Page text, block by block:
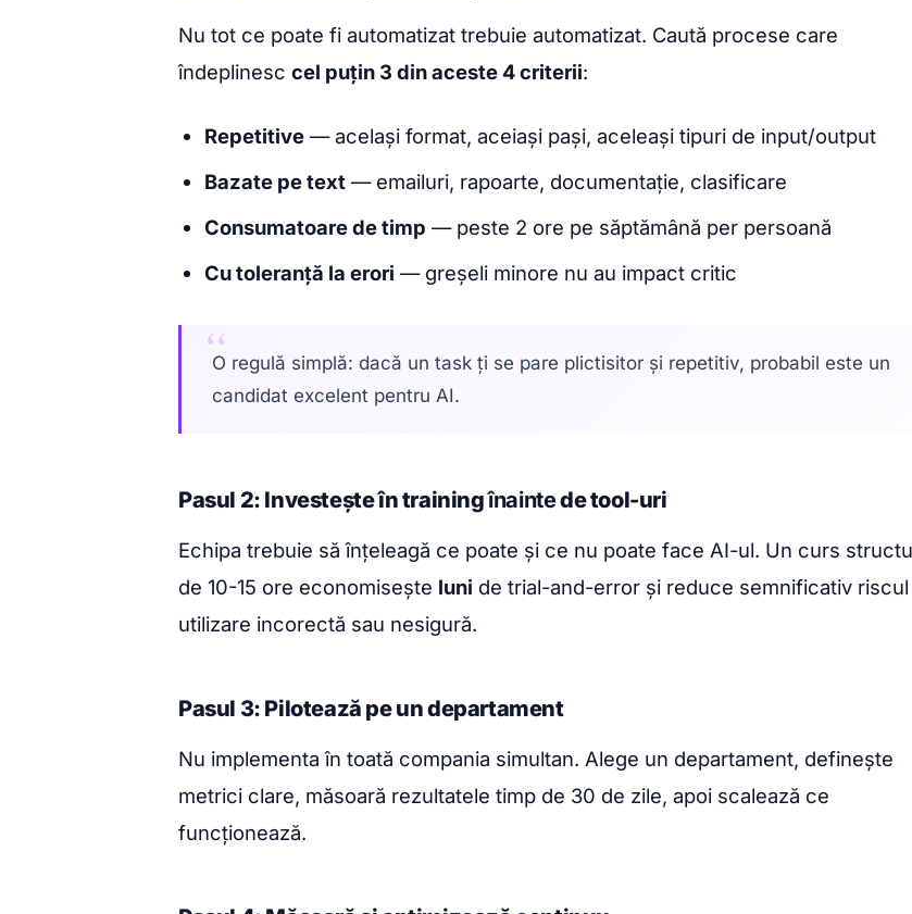
Nu tot ce poate fi automatizat trebuie automatizat. Caută procese care
îndeplinesc cel puțin 3 din aceste 4 criterii:
Repetitive — același format, aceiași pași, aceleași tipuri de input/output
Bazate pe text — emailuri, rapoarte, documentație, clasificare
Consumatoare de timp — peste 2 ore pe săptămână per persoană
Cu toleranță la erori — greșeli minore nu au impact critic
O regulă simplă: dacă un task ți se pare plictisitor și repetitiv, probabil este un
candidat excelent pentru AI.
Pasul 2: Investește în trainingînaintede tool-uri
Echipa trebuie să înțeleagă ce poate și ce nu poate face AI-ul. Un curs
de 10-15 ore economisește luni de trial-and-error și reduce semnificativ riscul
utilizare incorectă sau nesigură.
Pasul 3: Pilotează pe un departament
Nu implementa în toată compania simultan. Alege un departament, definește
metrici clare, măsoară rezultatele timp de 30 de zile, apoi scalează ce
funcționează.